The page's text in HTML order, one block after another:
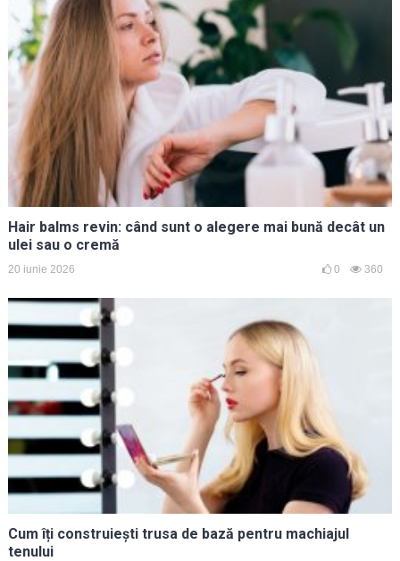
Hair balms revin: când sunt o alegere mai bună decât un
ulei sau o cremă
20 iunie 2026 0 360
Cum îți construiești trusa de bază pentru machiajul
tenului